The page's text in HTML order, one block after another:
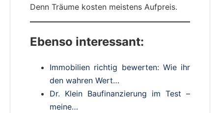
Denn Träume kosten meistens Aufpreis.
Ebenso interessant:
Immobilien richtig bewerten: Wie ihr
den wahren Wert…
Dr. Klein Baufinanzierung im Test –
meine…